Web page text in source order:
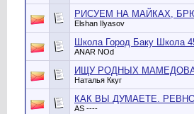
РИСУЕМ НА МАЙКАХ,
Elshan Ilyasov
Школа Город Баку Школа
ANAR NОd
ИЩУ РОДНЫХ МАМЕДОВА
Наталья Ккуг
КАК ВЫ ДУМАЕТЕ.
AS ----